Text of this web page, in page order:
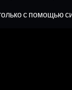
с помощью